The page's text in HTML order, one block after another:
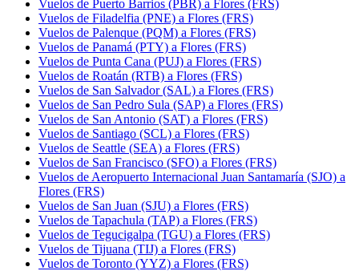
Vuelos de Puerto Barrios (PBR) a Flores (FRS)
Vuelos de Filadelfia (PNE) a Flores (FRS)
Vuelos de Palenque (PQM) a Flores (FRS)
Vuelos de Panamá (PTY) a Flores (FRS)
Vuelos de Punta Cana (PUJ) a Flores (FRS)
Vuelos de Roatán (RTB) a Flores (FRS)
Vuelos de San Salvador (SAL) a Flores (FRS)
Vuelos de San Pedro Sula (SAP) a Flores (FRS)
Vuelos de San Antonio (SAT) a Flores (FRS)
Vuelos de Santiago (SCL) a Flores (FRS)
Vuelos de Seattle (SEA) a Flores (FRS)
Vuelos de San Francisco (SFO) a Flores (FRS)
Vuelos de Aeropuerto Internacional Juan Santamaría (SJO) a
Flores (FRS)
Vuelos de San Juan (SJU) a Flores (FRS)
Vuelos de Tapachula (TAP) a Flores (FRS)
Vuelos de Tegucigalpa (TGU) a Flores (FRS)
Vuelos de Tijuana (TIJ) a Flores (FRS)
Vuelos de Toronto (YYZ) a Flores (FRS)